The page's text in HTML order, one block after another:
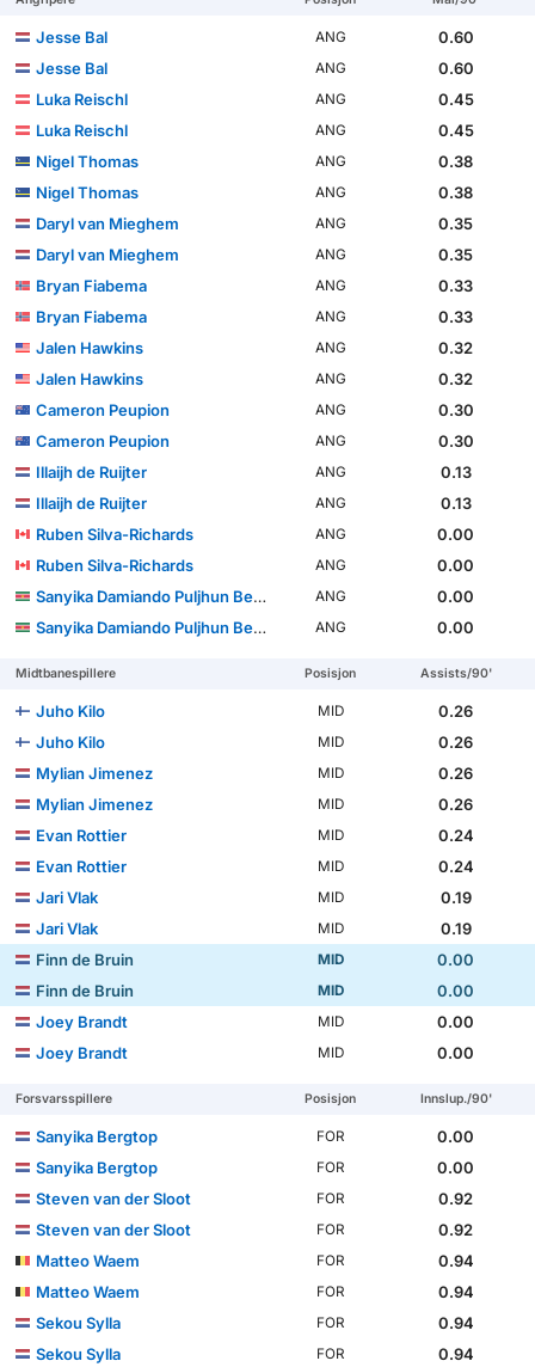
Jesse Bal ANG
0.60
Jesse Bal
ANG
0.60
Luka Reischl
ANG
0.45
Luka Reischl
ANG
0.45
Nigel Thomas
ANG
0.38
Nigel Thomas
ANG
0.38
Daryl van Mieghem
ANG
0.35
Daryl van Mieghem
ANG
0.35
Bryan Fiabema
ANG
0.33
Bryan Fiabema
ANG
0.33
Jalen Hawkins
ANG
0.32
Jalen Hawkins
ANG
0.32
Cameron Peupion
ANG
0.30
Cameron Peupion
ANG
0.30
Illaijh de Ruijter
ANG
0.13
Illaijh de Ruijter
ANG
0.13
Ruben Silva-Richards
ANG
0.00
Ruben Silva-Richards
ANG
0.00
Sanyika Damiando Puljhun Bergtop
ANG
0.00
Sanyika Damiando Puljhun Bergtop
ANG 0.00
Midtbanespillere Posisjon Assists/90'
Juho Kilo MID
0.26
Juho Kilo
MID
0.26
Mylian Jimenez
MID
0.26
Mylian Jimenez
MID
0.26
Evan Rottier
MID
0.24
Evan Rottier
MID
0.24
Jari Vlak
MID
0.19
Jari Vlak
MID
0.19
Finn de Bruin
MID
0.00
Finn de Bruin
MID
0.00
Joey Brandt
MID
0.00
Joey Brandt
MID 0.00
Forsvarsspillere Posisjon Innslup./90'
Sanyika Bergtop FOR
0.00
Sanyika Bergtop
FOR
0.00
Steven van der Sloot
FOR
0.92
Steven van der Sloot
FOR
0.92
Matteo Waem
FOR
0.94
Matteo Waem
FOR
0.94
Sekou Sylla
FOR
0.94
Sekou Sylla
FOR
0.94